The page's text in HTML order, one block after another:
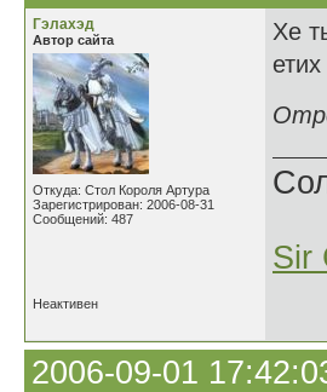
Гэлахэд
Автор сайта
Откуда: Стол Короля Артура
Зарегистрирован: 2006-08-31
Сообщений: 487
Хе
Sir
Неактивен
2006-09-01